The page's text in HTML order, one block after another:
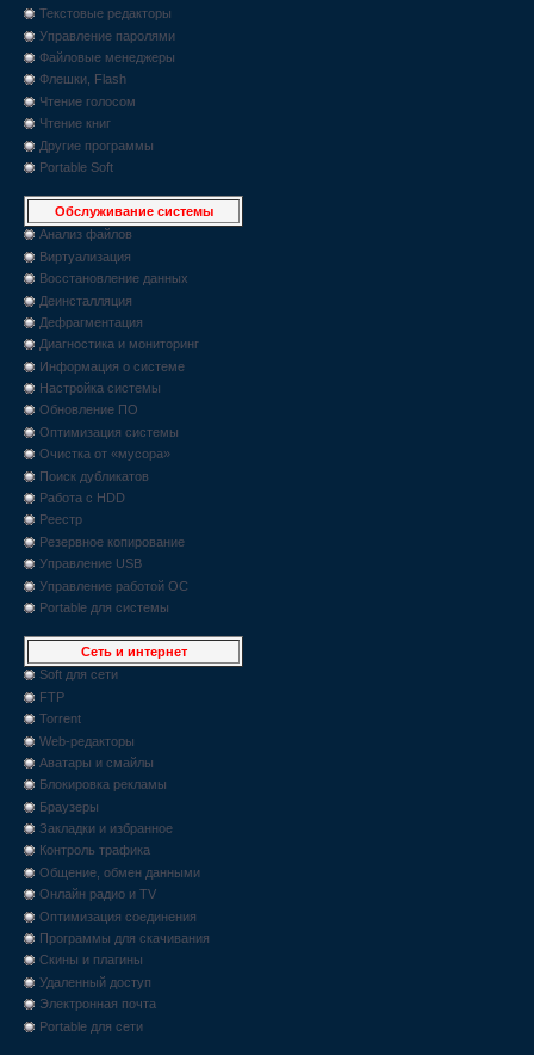
Текстовые редакторы
Управление паролями
Файловые менеджеры
Флешки, Flash
Чтение голосом
Чтение книг
Другие программы
Portable Soft
Обслуживание системы
Анализ файлов
Виртуализация
Восстановление данных
Деинсталляция
Дефрагментация
Диагностика и мониторинг
Информация о системе
Настройка системы
Обновление ПО
Оптимизация системы
Очистка от «мусора»
Поиск дубликатов
Работа с HDD
Реестр
Резервное копирование
Управление USB
Управление работой ОС
Portable для системы
Сеть и интернет
Soft для сети
FTP
Torrent
Web-редакторы
Аватары и смайлы
Блокировка рекламы
Браузеры
Закладки и избранное
Контроль трафика
Общение, обмен данными
Онлайн радио и TV
Оптимизация соединения
Программы для скачивания
Скины и плагины
Удаленный доступ
Электронная почта
Portable для сети